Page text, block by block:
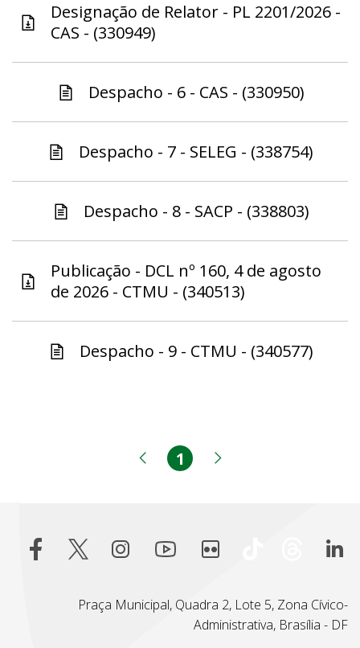
Designação de Relator - PL 2201/2026 -
CAS - (330949)
Despacho - 6 - CAS - (330950)
Despacho - 7 - SELEG - (338754)
Despacho - 8 - SACP - (338803)
Publicação - DCL nº 160, 4 de agosto
de 2026 - CTMU - (340513)
Despacho - 9 - CTMU - (340577)
Página anterior
Página
1
Praça Municipal, Quadra 2, Lote 5, Zona Cívico-
Administrativa, Brasília - DF